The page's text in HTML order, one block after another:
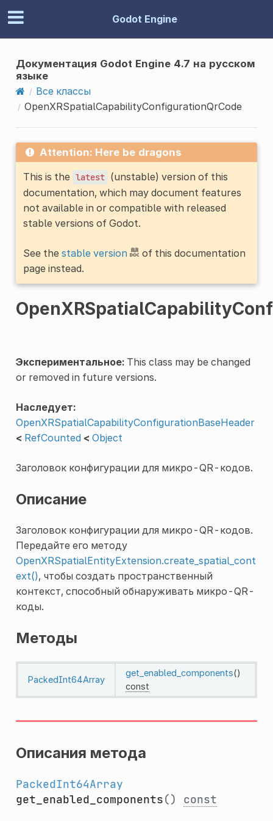
Godot Engine
Документация Godot Engine 4.7 на русском
языке
Все классы
OpenXRSpatialCapabilityConfigurationQrCode
Attention: Here be dragons
This is the latest (unstable) version of this
documentation, which may document features
not available in or compatible with released
stable versions of Godot.
See the stable version
of this documentation
page instead.
Экспериментальное:This class may be changed
or removed in future versions.
Наследует:
OpenXRSpatialCapabilityConfigurationBaseHeader
< RefCounted < Object
Заголовок конфигурации для микро-QR-кодов.
Описание
Заголовок конфигурации для микро-QR-кодов.
Передайте его методу
OpenXRSpatialEntityExtension.create_spatial_cont
ext(), чтобы создать пространственный
контекст, способный обнаруживать микро-QR-
коды.
Методы
PackedInt64Array
get_enabled_components()
const
Описания метода
PackedInt64Array
get_enabled_components() const